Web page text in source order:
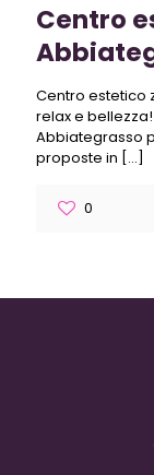
Centro
Centro estetico
relax e
Abbiategrasso
proposte in […]
0